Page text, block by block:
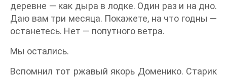
деревне — как дыра в лодке. Один раз и на дно.
Даю вам три месяца. Покажете, на что годны —
останетесь. Нет — попутного ветра.
Мы остались.
Вспомнил тот ржавый якорь Доменико. Старик